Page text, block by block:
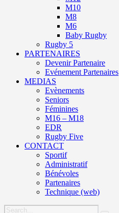
M10
M8
M6
Baby Rugby
Rugby 5
PARTENAIRES
Devenir Partenaire
Evénement Partenaires
MEDIAS
Evènements
Seniors
Féminines
M16 – M18
EDR
Rugby Five
CONTACT
Sportif
Administratif
Bénévoles
Partenaires
Technique (web)